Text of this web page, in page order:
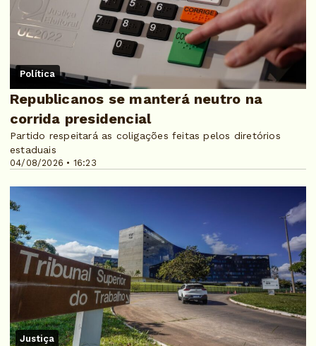
Política
04/08/2026 • 16:23
Republicanos se manterá neutro na
corrida presidencial
Partido respeitará as coligações feitas pelos diretórios
estaduais
Justiça